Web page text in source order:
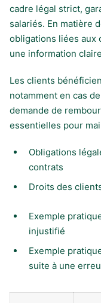
cadre légal strict,
salariés. En matière
obligations liées aux
une information
Les clients
notamment en cas
demande de
essentielles pour
Obligations
contrats
Droits des
Exemple
injustifié
Exemple
suite à une